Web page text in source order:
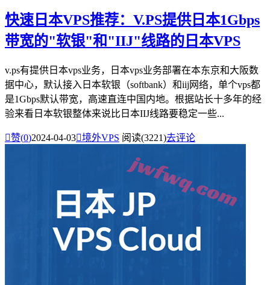
快速日本VPS推荐：V.PS提供日本1Gbps
带宽的"软银"和"IIJ"线路的日本VPS
v.ps有提供日本vps业务，日本vps业务部署在本东京和大阪数
据中心，默认接入日本软银（softbank）和iij网络，单个vps都
是1Gbps默认带宽，高速直连中国内地。根据站长十多年的经
验来看日本软银整体来说比日本IIJ线路要稳定一些...
赞(0)2024-04-03境外VPS 阅读(3221)去评论